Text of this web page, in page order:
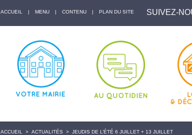
ACCUEIL | MENU | CONTENU | PLAN DU SITE SUIVEZ-
ACCUEIL > ACTUALITÉS > JEUDIS DE L’ÉTÉ 6 JUILLET + 13 JUILLET